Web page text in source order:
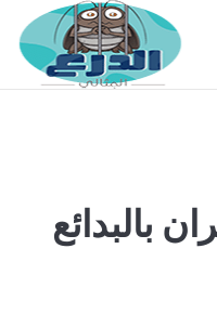
بالبدائع